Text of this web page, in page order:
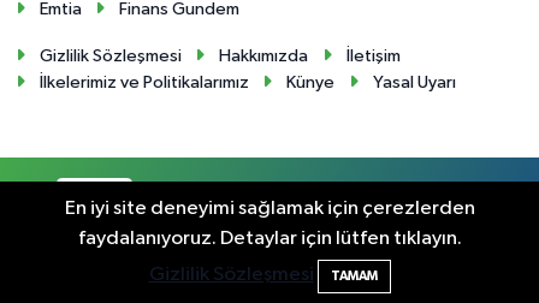
Emtia
Finans Gundem
Gizlilik Sözleşmesi Hakkımızda
İletişim
İlkelerimiz ve Politikalarımız
Künye Yasal Uyarı
Haber Yazılımı:TE Bilişim
En iyi site deneyimi sağlamak için çerezlerden
faydalanıyoruz. Detaylar için lütfen tıklayın.
Gizlilik Sözleşmesi
TAMAM